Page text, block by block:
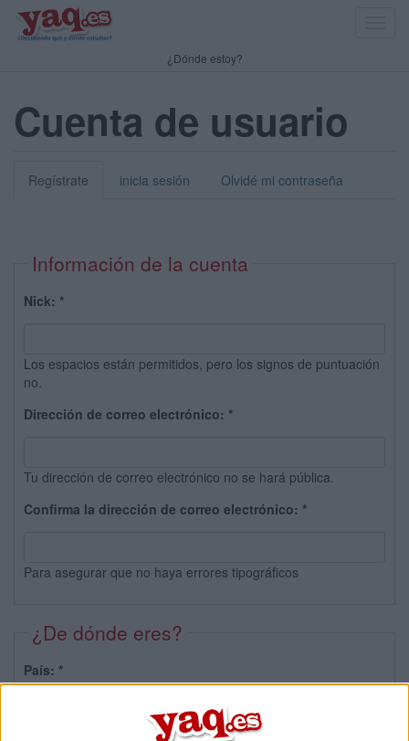
¿Dónde estoy?
Cuenta de usuario
Regístrate inicia sesión Olvidé mi contraseña
Información de la cuenta
Nick: *
Los espacios están permitidos, pero los signos de puntuación
no.
Dirección de correo electrónico: *
Tu dirección de correo electrónico no se hará pública.
Confirma la dirección de correo electrónico: *
Para asegurar que no haya errores tipográficos
¿De dónde eres?
País: *